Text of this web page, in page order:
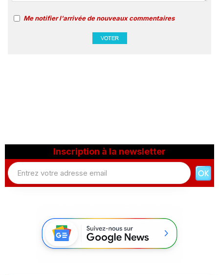
Me notifier l'arrivée de nouveaux commentaires
Inscription à la newsletter